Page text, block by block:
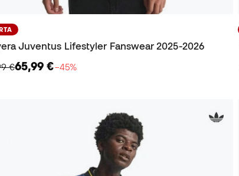
Juventus Lifestyler Fanswear 2025-2026
€65,99 €−45%